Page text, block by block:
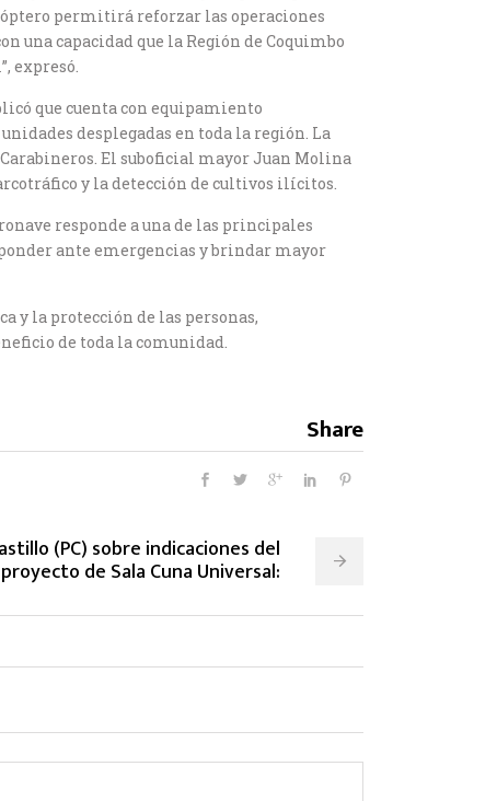
permitirá reforzar las operaciones
una capacidad que la Región de Coquimbo
expresó.
que cuenta con equipamiento
desplegadas en toda la región. La
El suboficial mayor Juan Molina
y la detección de cultivos ilícitos.
responde a una de las principales
ante emergencias y brindar mayor
y la protección de las personas,
de toda la comunidad.
Share
(PC) sobre indicaciones del
de Sala Cuna Universal: